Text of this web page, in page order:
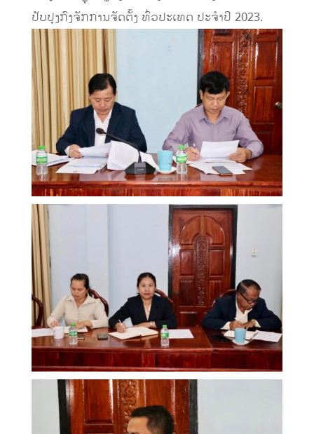
ປັບປຸງກົງຈັກການຈັດຕັ້ງ ທົ່ວປະເທດ ປະຈໍາປີ 2023.